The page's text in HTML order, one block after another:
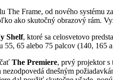
Frame, od nového systému
ako skutočný obrazový rám.
Shelf, ktoré sa celosvetovo
65 alebo 75 palcov (140,
The Premiere, prvý projektor s
dnešným